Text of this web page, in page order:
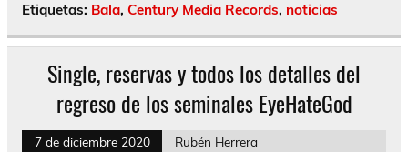
Etiquetas: Bala, Century Media Records, noticias
Single, reservas y todos los detalles del
regreso de los seminales EyeHateGod
7 de diciembre 2020
Rubén Herrera